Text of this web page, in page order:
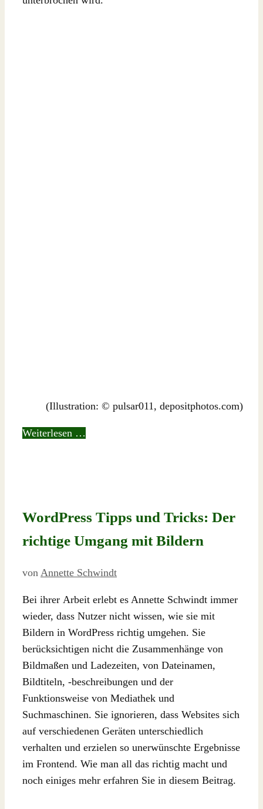
(Illustration: © pulsar011, depositphotos.com)
Weiterlesen …
WordPress Tipps und Tricks: Der
richtige Umgang mit Bildern
von Annette Schwindt
Bei ihrer Arbeit erlebt es Annette Schwindt immer
wieder, dass Nutzer nicht wissen, wie sie mit
Bildern in WordPress richtig umgehen. Sie
berücksichtigen nicht die Zusammenhänge von
Bildmaßen und Ladezeiten, von Dateinamen,
Bildtiteln, -beschreibungen und der
Funktionsweise von Mediathek und
Suchmaschinen. Sie ignorieren, dass Websites sich
auf verschiedenen Geräten unterschiedlich
verhalten und erzielen so unerwünschte Ergebnisse
im Frontend. Wie man all das richtig macht und
noch einiges mehr erfahren Sie in diesem Beitrag.